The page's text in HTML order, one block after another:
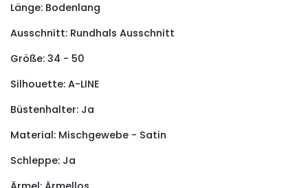
Länge: Bodenlang
Ausschnitt: RundhalsAusschnitt
Größe: 34 - 50
Silhouette:A-LINE
Büstenhalter: Ja
Material: Mischgewebe - Satin
Schleppe: Ja